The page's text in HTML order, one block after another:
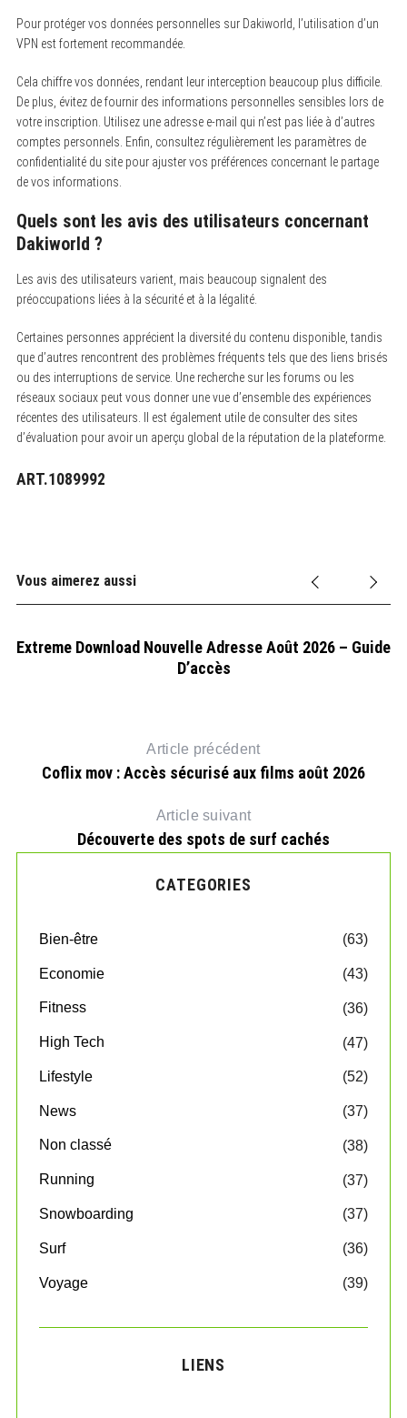
Pour protéger vos données personnelles sur Dakiworld, l’utilisation d’un
VPN est fortement recommandée.
Cela chiffre vos données, rendant leur interception beaucoup plus difficile.
De plus, évitez de fournir des informations personnelles sensibles lors de
votre inscription. Utilisez une adresse e-mail qui n’est pas liée à d’autres
comptes personnels. Enfin, consultez régulièrement les paramètres de
confidentialité du site pour ajuster vos préférences concernant le partage
de vos informations.
Quels sont les avis des utilisateurs concernant
Dakiworld ?
Les avis des utilisateurs varient, mais beaucoup signalent des
préoccupations liées à la sécurité et à la légalité.
Certaines personnes apprécient la diversité du contenu disponible, tandis
que d’autres rencontrent des problèmes fréquents tels que des liens brisés
ou des interruptions de service. Une recherche sur les forums ou les
réseaux sociaux peut vous donner une vue d’ensemble des expériences
récentes des utilisateurs. Il est également utile de consulter des sites
d’évaluation pour avoir un aperçu global de la réputation de la plateforme.
ART.1089992
Vous aimerez aussi
Extreme Download Nouvelle Adresse Août 2026 – Guide
D’accès
Article précédent
Coflix mov : Accès sécurisé aux films août 2026
Article suivant
Découverte des spots de surf cachés
CATEGORIES
Bien-être (63)
Economie (43)
Fitness (36)
High Tech (47)
Lifestyle (52)
News (37)
Non classé (38)
Running (37)
Snowboarding (37)
Surf (36)
Voyage (39)
LIENS